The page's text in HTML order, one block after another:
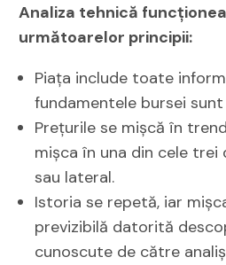
Analiza tehnică
următoarelor principii:
Piaţa include toate
fundamentele bursei
Preţurile se mişcă în
mișca în una din cele trei
sau lateral.
Istoria se repetă, iar
previzibilă datorită
cunoscute de către